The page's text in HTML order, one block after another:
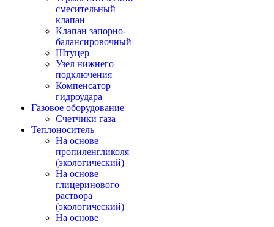
смесительный
клапан
Клапан запорно-
балансировочный
Штуцер
Узел нижнего
подключения
Компенсатор
гидроудара
Газовое оборудование
Счетчики газа
Теплоноситель
На основе
пропиленгликоля
(экологический)
На основе
глицеринового
раствора
(экологический)
На основе